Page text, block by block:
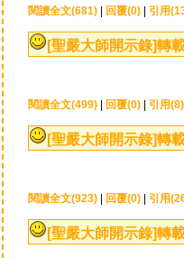
閱讀全文(681) 回覆(0) 引用
[聖嚴大師開示錄]轉
閱讀全文(499) 回覆(0) 引用(8)
[聖嚴大師開示錄]轉
閱讀全文(923) 回覆(0) 引用
[聖嚴大師開示錄]轉